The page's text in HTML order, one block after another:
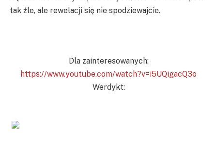
tak źle, ale rewelacji się nie spodziewajcie.
Dla zainteresowanych:
https://www.youtube.com/watch?v=i5UQigacQ3o
Werdykt: